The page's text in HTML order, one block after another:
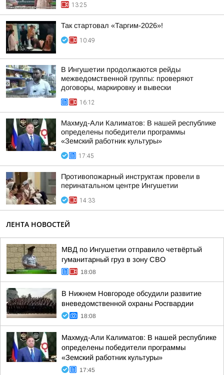
13:25
Так стартовал «Таргим-2026»!
10:49
В Ингушетии продолжаются рейды
межведомственной группы: проверяют
договоры, маркировку и вывески
16:12
Махмуд-Али Калиматов: В нашей республике
определены победители программы
«Земский работник культуры»
17:45
Противопожарный инструктаж провели в
перинатальном центре Ингушетии
14:33
ЛЕНТА НОВОСТЕЙ
МВД по Ингушетии отправило четвёртый
гуманитарный груз в зону СВО
18:08
В Нижнем Новгороде обсудили развитие
вневедомственной охраны Росгвардии
18:08
Махмуд-Али Калиматов: В нашей республике
определены победители программы
«Земский работник культуры»
17:45